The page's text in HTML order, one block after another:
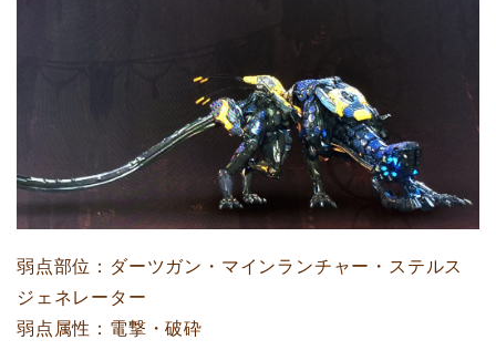
弱点部位：ダーツガン・マインランチャー・ステルス
ジェネレーター
弱点属性：電撃・破砕